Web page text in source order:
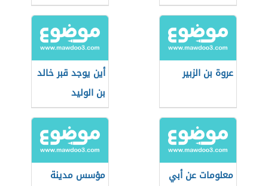
خلفوا عن غزوة
تبوك
عروة بن الزبير
أين يوجد قبر خالد
بن الوليد
معلومات عن أبي
مؤسس مدينة